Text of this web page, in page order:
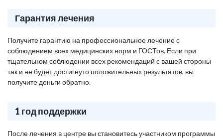
Гарантия лечения
Получите гарантию на профессиональное лечение с
соблюдением всех медицинских норм и ГОСТов. Если при
тщательном соблюдении всех рекомендаций с вашей стороны
так и не будет достигнуто положительных результатов, вы
получите деньги обратно.
1 год поддержки
После лечения в центре вы становитесь участником программы